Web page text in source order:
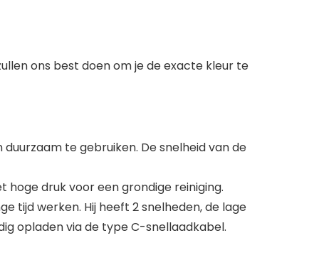
ons best doen om je de exacte kleur te
te gebruiken. De snelheid van de
hoge druk voor een grondige reiniging.
tijd werken. Hij heeft 2 snelheden, de lage
opladen via de type C-snellaadkabel.